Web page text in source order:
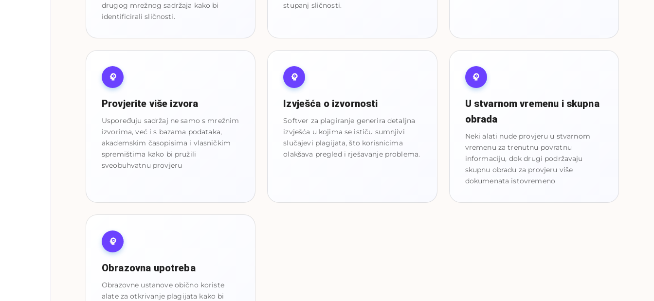
drugog mrežnog sadržaja kako bi
identificirali sličnosti.
stupanj sličnosti.
Provjerite više izvora
Uspoređuju sadržaj ne samo s mrežnim
izvorima, već i s bazama podataka,
akademskim časopisima i vlasničkim
spremištima kako bi pružili
sveobuhvatnu provjeru
Izvješća o izvornosti
Softver za plagiranje generira detaljna
izvješća u kojima se ističu sumnjivi
slučajevi plagijata, što korisnicima
olakšava pregled i rješavanje problema.
U stvarnom vremenu i skupna
obrada
Neki alati nude provjeru u stvarnom
vremenu za trenutnu povratnu
informaciju, dok drugi podržavaju
skupnu obradu za provjeru više
dokumenata istovremeno
Obrazovna upotreba
Obrazovne ustanove obično koriste
alate za otkrivanje plagijata kako bi